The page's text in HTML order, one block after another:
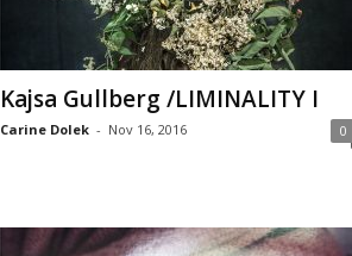
Kajsa Gullberg /LIMINALITY I
Carine Dolek - Nov 16, 2016 0